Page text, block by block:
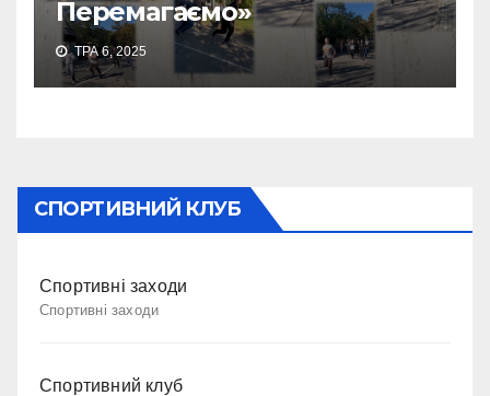
Перемагаємо»
ТРА 6, 2025
СПОРТИВНИЙ КЛУБ
Спортивні заходи
Спортивні заходи
Спортивний клуб